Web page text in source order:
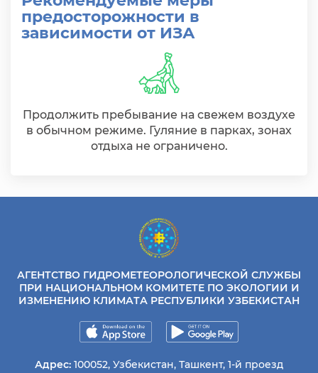
предосторожности в
зависимости от ИЗА
Продолжить пребывание на свежем воздухе
в обычном режиме. Гуляние в парках, зонах
отдыха не ограничено.
АГЕНТСТВО ГИДРОМЕТЕОРОЛОГИЧЕСКОЙ СЛУЖБЫ
ПРИ НАЦИОНАЛЬНОМ КОМИТЕТЕ ПО ЭКОЛОГИИ И
ИЗМЕНЕНИЮ КЛИМАТА РЕСПУБЛИКИ УЗБЕКИСТАН
Адрес: 100052, Узбекистан, Ташкент, 1-й проезд